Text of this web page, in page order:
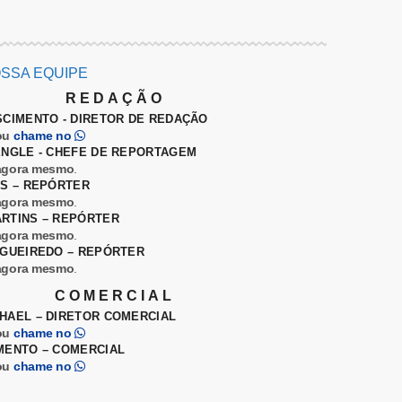
EQUIPE
REDAÇÃO
- DIRETOR DE REDAÇÃO
chame no
- CHEFE DE REPORTAGEM
mesmo.
– REPÓRTER
mesmo.
– REPÓRTER
mesmo.
– REPÓRTER
mesmo.
COMERCIAL
– DIRETOR COMERCIAL
chame no
– COMERCIAL
chame no